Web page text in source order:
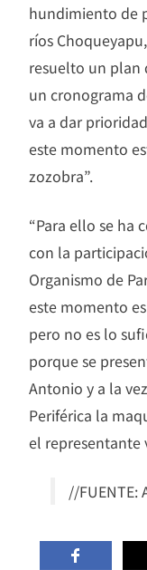
hundimiento de
ríos
resuelto un plan
un cronograma
va a dar
este momento
zozobra”.
“Para ello se ha
con la
Organismo de
este momento
pero no es lo
porque se
Antonio y a la
Periférica la
el representante
//FUENTE: